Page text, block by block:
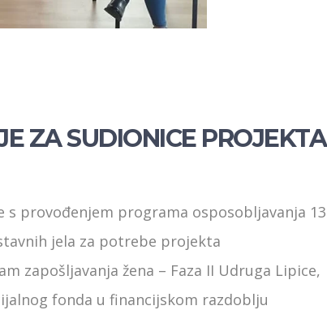
ZA SUDIONICE PROJEKTA
provođenjem programa osposobljavanja 13
jela za potrebe projekta
zapošljavanja žena – Faza II Udruga Lipice,
fonda u financijskom razdoblju